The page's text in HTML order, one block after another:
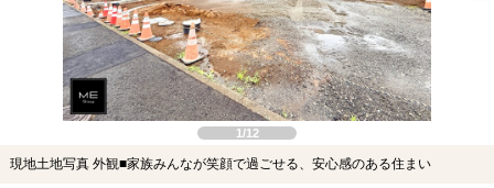
1/12
現地土地写真 外観■家族みんなが笑顔で過ごせる、安心感のある住まい